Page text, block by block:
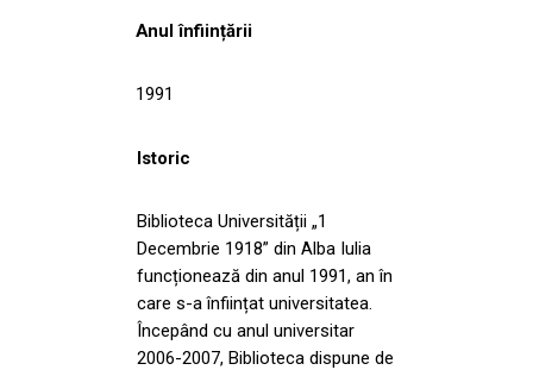
Anul înființării
1991
Istoric
Biblioteca Universității „1
Decembrie 1918” din Alba Iulia
funcționează din anul 1991, an în
care s-a înființat universitatea.
Începând cu anul universitar
2006-2007, Biblioteca dispune de